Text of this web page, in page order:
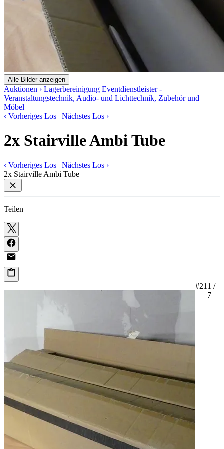
Alle Bilder anzeigen
Auktionen › Lagerbereinigung Eventdienstleister -
Veranstaltungstechnik, Audio- und Lichttechnik, Zubehör und
Möbel
‹ Vorheriges Los | Nächstes Los ›
2x Stairville Ambi Tube
‹ Vorheriges Los | Nächstes Los ›
2x Stairville Ambi Tube
Teilen
#21 1 /
7